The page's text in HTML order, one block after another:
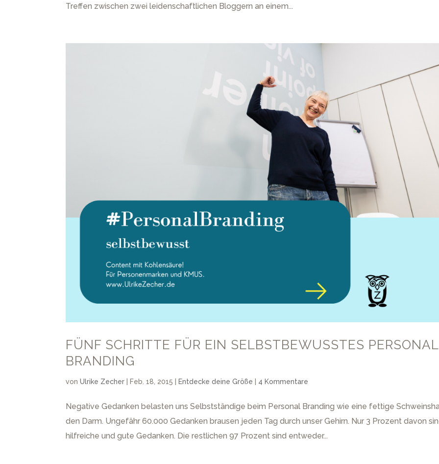
Treffen zwischen zwei leidenschaftlichen Bloggern an einem...
FÜNF SCHRITTE FÜR EIN SELBSTBEWUSSTES PERSONAL
BRANDING
vonUlrike Zecher |Feb. 18, 2015 |Entdecke deine Größe | 4 Kommentare
Negative Gedanken belasten uns Selbstständige beim Personal Branding wie eine fettige
den Darm. Ungefähr 60.000 Gedanken brausen jeden Tag durch unser Gehirn. Nur 3 Prozent davon
hilfreiche und gute Gedanken. Die restlichen 97 Prozent sind entweder...